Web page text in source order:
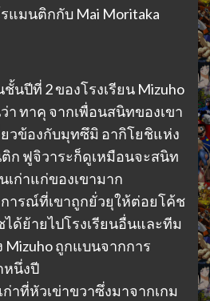
แมนติกกับ Mai Moritaka
ชั้นปีที่ 2 ของโรงเรียน Mizuho
า ทาคุ จากเพื่อนสนิทของเขา
วข้องกับมุทซึมิ อากิโยชิแห่ง
ก ฟูจิวาระก็ดูเหมือนจะสนิท
เก่าแก่ของเขามาก
ารณ์ที่เขาถูกยั่วยุให้ต่อยโค้ช
ด้ย้ายไปโรงเรียนอื่นและทีม
ถูกแบนจากการ
หนึ่งปี
ก่าที่หัวเข่าขวาซึ่งมาจากเกม